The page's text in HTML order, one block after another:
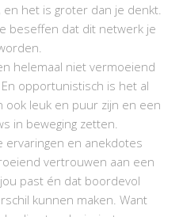
en het is groter dan je denkt.
beseffen dat dit netwerk je
helemaal niet vermoeiend
opportunistisch is het al
ook leuk en puur zijn en een
in beweging zetten.
ervaringen en anekdotes
vertrouwen aan een
past én dat boordevol
kunnen maken. Want